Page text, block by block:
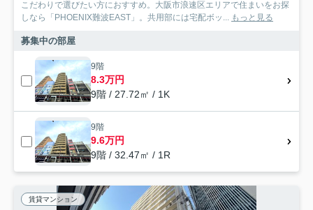
こだわりで選びたい方におすすめ。大阪市浪速区エリアで住まいをお探
しなら「PHOENIX難波EAST」。共用部には宅配ボッ... もっと見る
募集中の部屋
9階
8.3万円
9階 / 27.72㎡ / 1K
9階
9.6万円
9階 / 32.47㎡ / 1R
賃貸マンション